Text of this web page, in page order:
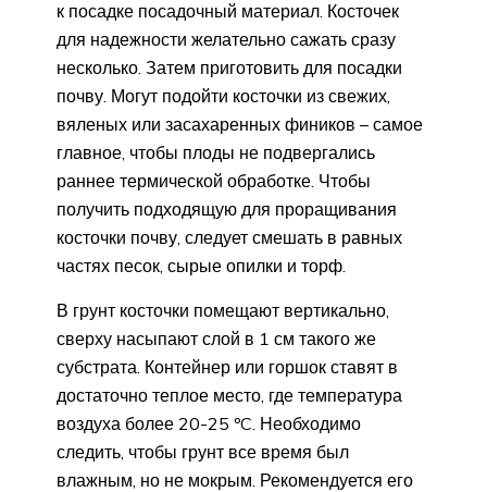
к посадке посадочный материал. Косточек
для надежности желательно сажать сразу
несколько. Затем приготовить для посадки
почву. Могут подойти косточки из свежих,
вяленых или засахаренных фиников – самое
главное, чтобы плоды не подвергались
раннее термической обработке. Чтобы
получить подходящую для проращивания
косточки почву, следует смешать в равных
частях песок, сырые опилки и торф.
В грунт косточки помещают вертикально,
сверху насыпают слой в 1 см такого же
субстрата. Контейнер или горшок ставят в
достаточно теплое место, где температура
воздуха более 20-25 ºC. Необходимо
следить, чтобы грунт все время был
влажным, но не мокрым. Рекомендуется его